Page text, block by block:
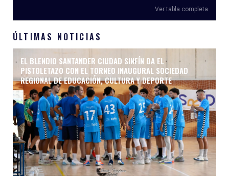
Ver tabla completa
ÚLTIMAS NOTICIAS
EL BLENDIO SANTANDER CIUDAD SINFÍN DA EL
PISTOLETAZO CON EL TORNEO INAUGURAL SOCIEDAD
REGIONAL DE EDUCACIÓN, CULTURA Y DEPORTE